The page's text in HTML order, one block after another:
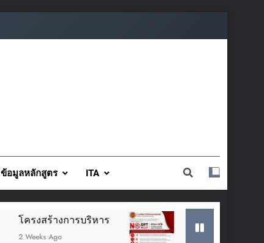
ข้อมูลหลักสูตร ITA
ประกาศเจตนารมณ์นโยบาย No Gift Policy: งดรั
3 Weeks Ago